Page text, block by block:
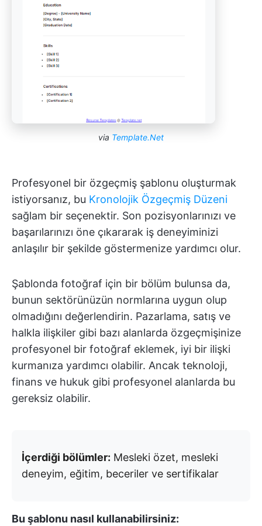
via Template.Net
Profesyonel bir özgeçmiş şablonu oluşturmak
istiyorsanız, bu Kronolojik Özgeçmiş Düzeni
sağlam bir seçenektir. Son pozisyonlarınızı ve
başarılarınızı öne çıkararak iş deneyiminizi
anlaşılır bir şekilde göstermenize yardımcı olur.
Şablonda fotoğraf için bir bölüm bulunsa da,
bunun sektörünüzün normlarına uygun olup
olmadığını değerlendirin. Pazarlama, satış ve
halkla ilişkiler gibi bazı alanlarda özgeçmişinize
profesyonel bir fotoğraf eklemek, iyi bir ilişki
kurmanıza yardımcı olabilir. Ancak teknoloji,
finans ve hukuk gibi profesyonel alanlarda bu
gereksiz olabilir.
İçerdiği bölümler: Mesleki özet, mesleki
deneyim, eğitim, beceriler ve sertifikalar
Bu şablonu nasıl kullanabilirsiniz: